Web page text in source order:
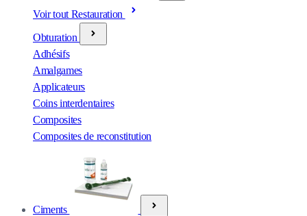
Voir tout Restauration
Obturation
Adhésifs
Amalgames
Applicateurs
Coins interdentaires
Composites
Composites de reconstitution
Ciments